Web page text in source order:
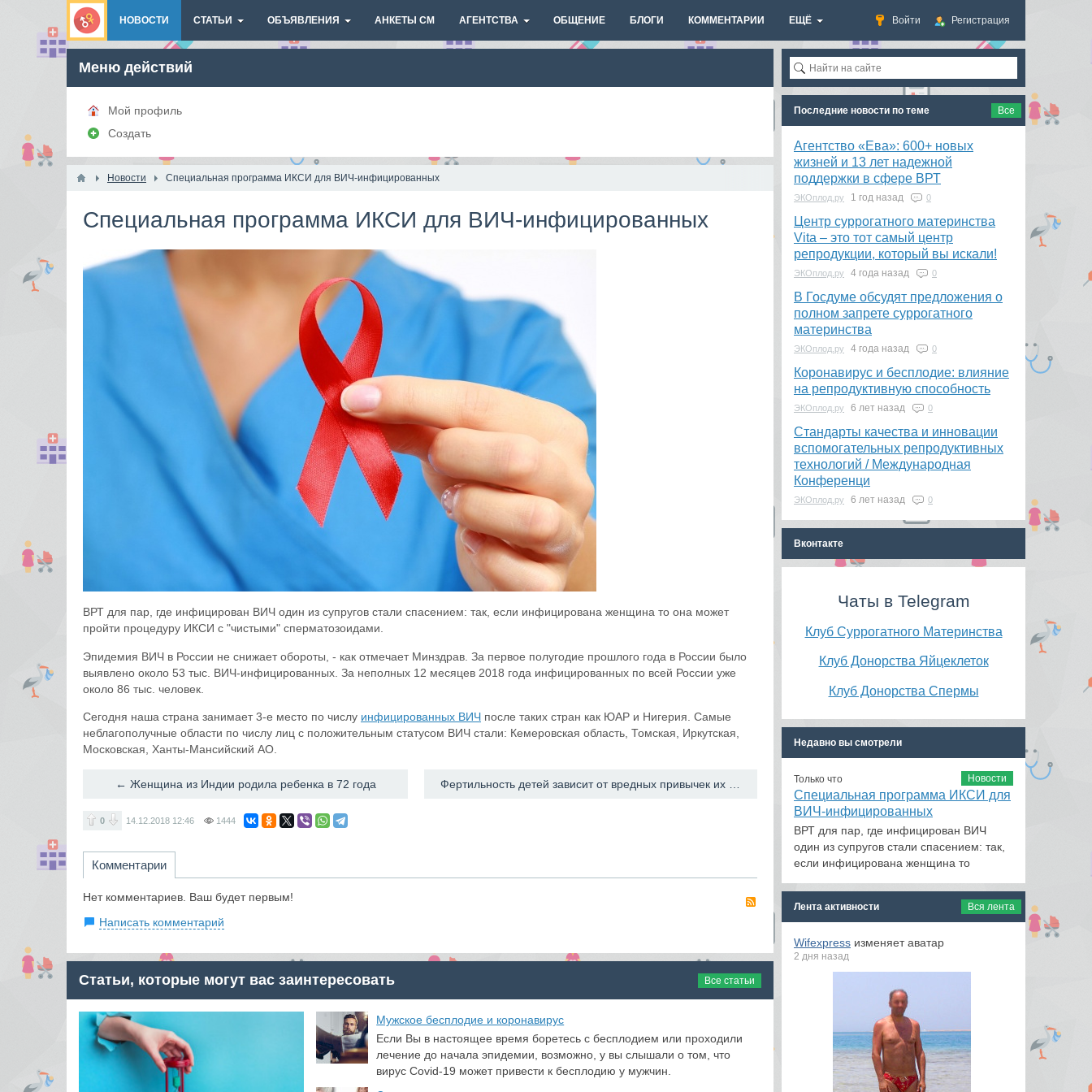
Войти Регистрация
НОВОСТИ СТАТЬИ ОБЪЯВЛЕНИЯ АНКЕТЫ СМ АГЕНТСТВА ОБЩЕНИЕ БЛОГИ КОММЕНТАРИИ ЕЩЁ
Меню действий
Мой профиль
Создать
Новости Специальная программа ИКСИ для ВИЧ-инфицированных
Специальная программа ИКСИ для ВИЧ-инфицированных
ВРТ для пар, где инфицирован ВИЧ один из супругов стали спасением: так, если инфицирована женщина то она может
пройти процедуру ИКСИ с "чистыми" сперматозоидами.
Эпидемия ВИЧ в России не снижает обороты, - как отмечает Минздрав. За первое полугодие прошлого года в России было
выявлено около 53 тыс. ВИЧ-инфицированных. За неполных 12 месяцев 2018 года инфицированных по всей России уже
около 86 тыс. человек.
Сегодня наша страна занимает 3-е место по числу инфицированных ВИЧ после таких стран как ЮАР и Нигерия. Самые
неблагополучные области по числу лиц с положительным статусом ВИЧ стали: Кемеровская область, Томская, Иркутская,
Московская, Ханты-Мансийский АО.
← Женщина из Индии родила ребенка в 72 года
0 14.12.2018 12:46 1444
Комментарии
Нет комментариев. Ваш будет первым!
Написать комментарий
Статьи, которые могут вас заинтересовать Все статьи
​Мужское бесплодие и коронавирус
Если Вы в настоящее время боретесь с бесплодием или проходили
лечение до начала эпидемии, возможно, у вы слышали о том, что
вирус Covid-19 может привести к бесплодию у мужчин.
Последние новости по теме Все
Агентство «Ева»: 600+ новых
жизней и 13 лет надежной
поддержки в сфере ВРТ
ЭКОплод.ру 1 год назад 0
​Центр суррогатного материнства
Vita – это тот самый центр
репродукции, который вы искали!
ЭКОплод.ру 4 года назад 0
В Госдуме обсудят предложения о
полном запрете суррогатного
материнства
ЭКОплод.ру 4 года назад 0
Коронавирус и бесплодие: влияние
на репродуктивную способность
ЭКОплод.ру 6 лет назад 0
​Стандарты качества и инновации
вспомогательных репродуктивных
технологий / Международная
Конференци
ЭКОплод.ру 6 лет назад 0
Вконтакте
Чаты в Telegram
Клуб Суррогатного Материнства
Клуб Донорства Яйцеклеток
Клуб Донорства Спермы
Недавно вы смотрели
Новости
Только что
Специальная программа ИКСИ для
ВИЧ-инфицированных
ВРТ для пар, где инфицирован ВИЧ
один из супругов стали спасением: так,
если инфицирована женщина то
Лента активности Вся лента
Wifexpress изменяет аватар
2 дня назад